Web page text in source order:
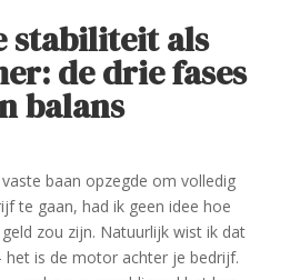
stabiliteit als
de drie fases
balans
baan opzegde om volledig
te gaan, had ik geen idee hoe
zou zijn. Natuurlijk wist ik dat
het is de motor achter je bedrijf.